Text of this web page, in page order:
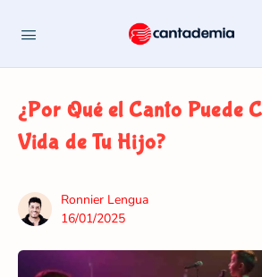
¿Por Qué el Canto Puede
Vida de Tu Hijo?
Ronnier Lengua
16/01/2025